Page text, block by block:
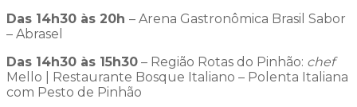
Das 14h30 às 20h – Arena Gastronômica Brasil Sabor
– Abrasel
Das 14h30 às 15h30 – Região Rotas do Pinhão: chef
Mello | Restaurante Bosque Italiano – Polenta Italiana
com Pesto de Pinhão